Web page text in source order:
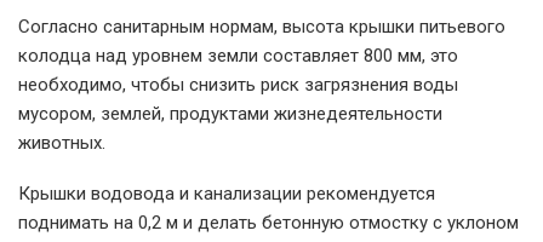
Согласно санитарным нормам, высота крышки питьевого
колодца над уровнем земли составляет 800 мм, это
необходимо, чтобы снизить риск загрязнения воды
мусором, землей, продуктами жизнедеятельности
животных.
Крышки водовода и канализации рекомендуется
поднимать на 0,2 м и делать бетонную отмостку с уклоном